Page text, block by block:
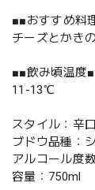
■■おすすめ料
チーズとかき
■■飲み頃温度
11-13℃
スタイル：辛口
ブドウ品種：
アルコール度
容量：750ml